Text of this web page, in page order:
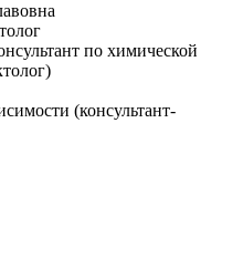
(консультант-